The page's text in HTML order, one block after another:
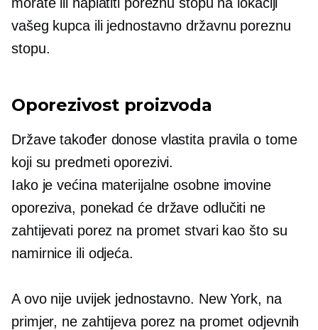
vašeg kupca ili jednostavno državnu poreznu
stopu.
Oporezivost proizvoda
Države također donose vlastita pravila o tome
koji su predmeti oporezivi.
Iako je većina materijalne osobne imovine
oporeziva, ponekad će države odlučiti ne
zahtijevati porez na promet stvari kao što su
namirnice ili odjeća.
A ovo nije uvijek jednostavno. New York, na
primjer, ne zahtijeva porez na promet odjevnih